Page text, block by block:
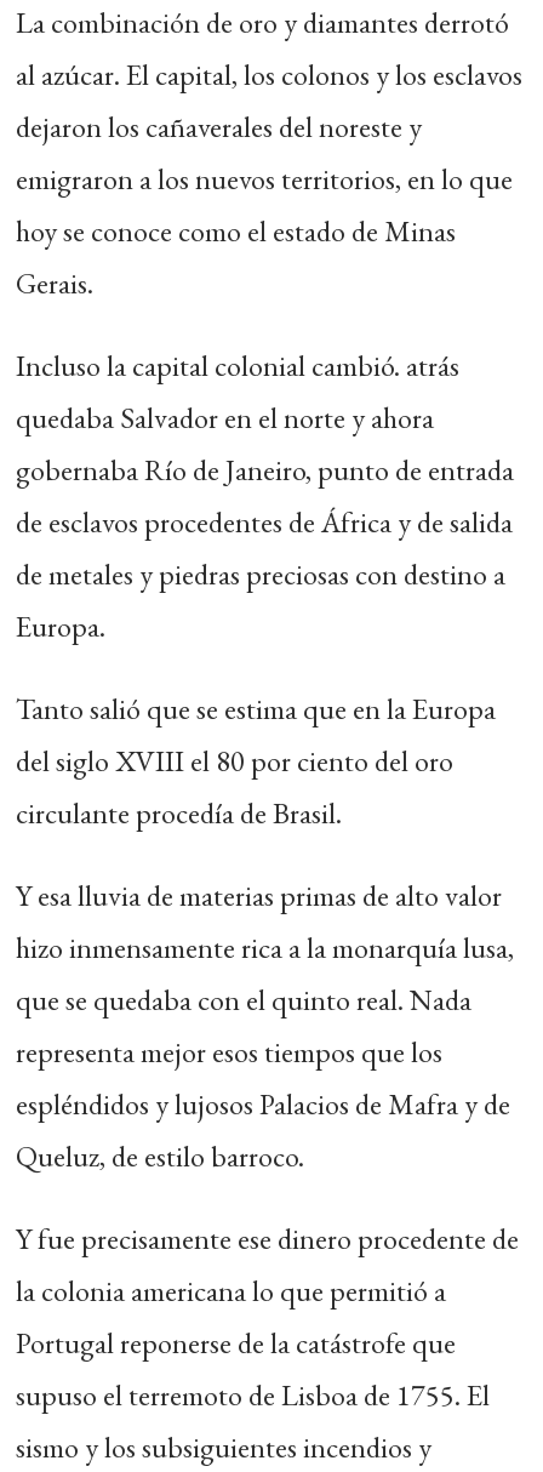
La combinación de oro y diamantes derrotó
al azúcar. El capital, los colonos y los esclavos
dejaron los cañaverales del noreste y
emigraron a los nuevos territorios, en lo que
hoy se conoce como el estado de Minas
Gerais.
Incluso la capital colonial cambió. atrás
quedaba Salvador en el norte y ahora
gobernaba Río de Janeiro, punto de entrada
de esclavos procedentes de África y de salida
de metales y piedras preciosas con destino a
Europa.
Tanto salió que se estima que en la Europa
del siglo XVIII el 80 por ciento del oro
circulante procedía de Brasil.
Y esa lluvia de materias primas de alto valor
hizo inmensamente rica a la monarquía lusa,
que se quedaba con el quinto real. Nada
representa mejor esos tiempos que los
espléndidos y lujosos Palacios de Mafra y de
Queluz, de estilo barroco.
Y fue precisamente ese dinero procedente de
la colonia americana lo que permitió a
Portugal reponerse de la catástrofe que
supuso el terremoto de Lisboa de 1755. El
sismo y los subsiguientes incendios y